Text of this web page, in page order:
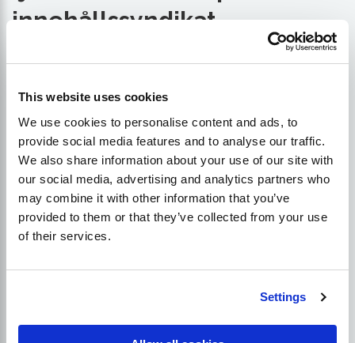
This website uses cookies
We use cookies to personalise content and ads, to
provide social media features and to analyse our traffic.
We also share information about your use of our site with
our social media, advertising and analytics partners who
may combine it with other information that you’ve
provided to them or that they’ve collected from your use
of their services.
Settings
innehållssyndikat.
Exempel på webbplatser som är partners för
SlideShare, Pinterest, Tumblr och några betalda
webbplatser som du kan använda är Content. ad,
Taboola, Sharethrough, RevContent
Få fler kunder online med
Lukasz Zelezny, en SEO-
konsult med över 20 års
erfarenhet - boka ett möte nu.